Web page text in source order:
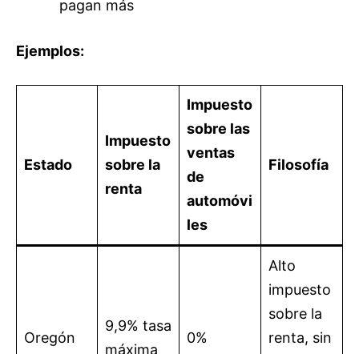
pagan más
Ejemplos:
Estado
Impuesto
sobre la
renta
Impuesto
sobre las
ventas
de
automóvi
les
Filosofía
Oregón
9,9% tasa
máxima
0%
Alto
impuesto
sobre la
renta, sin